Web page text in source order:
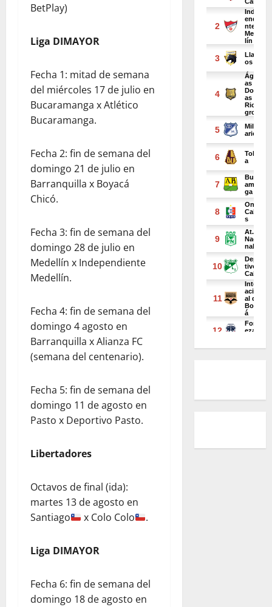
BetPlay)
Liga DIMAYOR
Fecha 1: mitad de semana
del miércoles 17 de julio en
Bucaramanga x Atlético
Bucaramanga.
Fecha 2: fin de semana del
domingo 21 de julio en
Barranquilla x Boyacá
Chicó.
Fecha 3: fin de semana del
domingo 28 de julio en
Medellín x Independiente
Medellín.
Fecha 4: fin de semana del
domingo 4 agosto en
Barranquilla x Alianza FC
(semana del centenario).
Fecha 5: fin de semana del
domingo 11 de agosto en
Pasto x Deportivo Pasto.
Libertadores
Octavos de final (ida):
martes 13 de agosto en
Santiago
x Colo Colo .
Liga DIMAYOR
Fecha 6: fin de semana del
domingo 18 de agosto en